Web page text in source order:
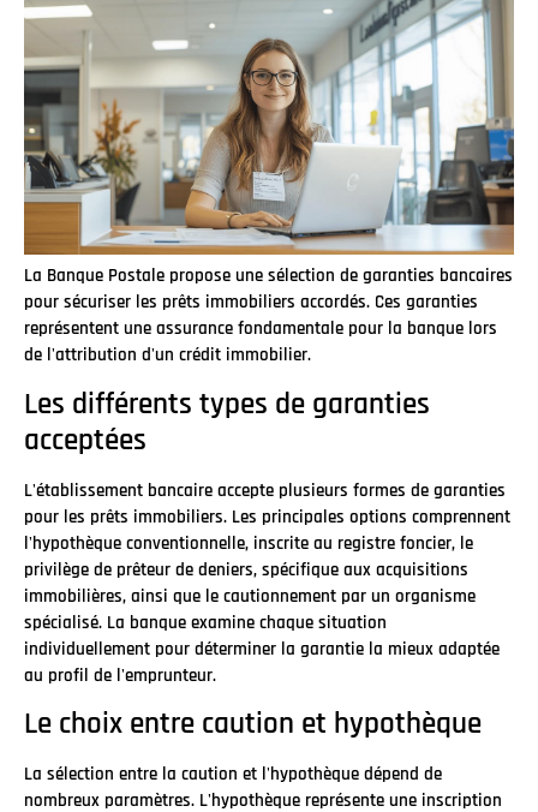
La Banque Postale propose une sélection de garanties bancaires
pour sécuriser les prêts immobiliers accordés. Ces garanties
représentent une assurance fondamentale pour la banque lors
de l'attribution d'un crédit immobilier.
Les différents types de garanties
acceptées
L'établissement bancaire accepte plusieurs formes de garanties
pour les prêts immobiliers. Les principales options comprennent
l'hypothèque conventionnelle, inscrite au registre foncier, le
privilège de prêteur de deniers, spécifique aux acquisitions
immobilières, ainsi que le cautionnement par un organisme
spécialisé. La banque examine chaque situation
individuellement pour déterminer la garantie la mieux adaptée
au profil de l'emprunteur.
Le choix entre caution et hypothèque
La sélection entre la caution et l'hypothèque dépend de
nombreux paramètres. L'hypothèque représente une inscription